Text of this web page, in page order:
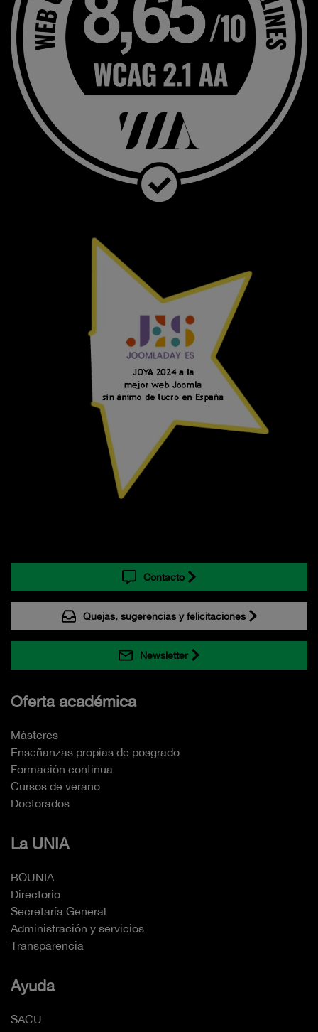
Contacto
Quejas, sugerencias y felicitaciones
Newsletter
Oferta académica
Másteres
Enseñanzas propias de posgrado
Formación continua
Cursos de verano
Doctorados
La UNIA
BOUNIA
Directorio
Secretaría General
Administración y servicios
Transparencia
Ayuda
SACU